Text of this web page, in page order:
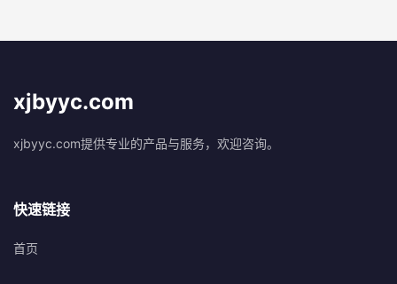
xjbyyc.com
xjbyyc.com提供专业的产品与服务，欢迎咨询。
快速链接
首页